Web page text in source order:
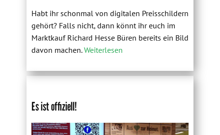
Habt ihr schonmal von digitalen Preisschildern
gehört? Falls nicht, dann könnt ihr euch im
Marktkauf Richard Hesse Büren bereits ein Bild
davon machen.Weiterlesen
Es ist offiziell!